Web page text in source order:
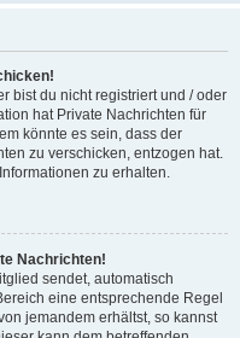
bist du nicht registriert und / oder
hat Private Nachrichten für
könnte es sein, dass der
zu verschicken, entzogen hat.
zu erhalten.
Nachrichten!
sendet, automatisch
eine entsprechende Regel
jemandem erhältst, so kannst